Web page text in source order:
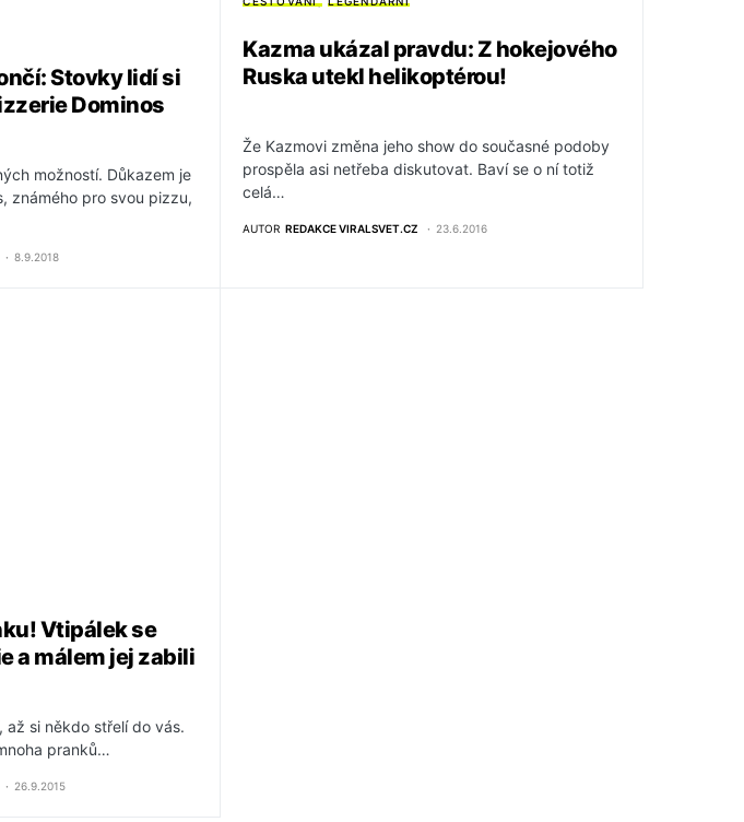
Stovky lidí si
Dominos
možností. Důkazem je
známého pro svou pizzu,
8.9.2018
Kazma ukázal pravdu: Z hokejového
Ruska utekl helikoptérou!
Že Kazmovi změna jeho show do současné podoby
prospěla asi netřeba diskutovat. Baví se o ní totiž
celá…
AUTOR REDAKCE VIRALSVET.CZ 23.6.2016
Vtipálek se
a málem jej zabili
až si někdo střelí do vás.
pranků…
26.9.2015